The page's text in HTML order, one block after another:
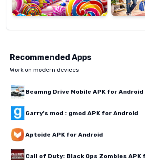
Recommended Apps
Work on modern devices
Beamng Drive Mobile APK for Android
Garry's mod : gmod APK for Android
Aptoide APK for Android
Call of Duty: Black Ops Zombies APK